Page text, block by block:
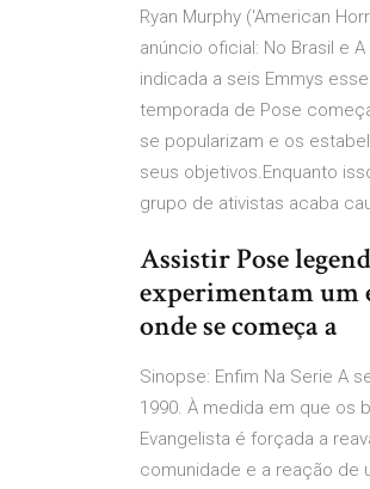
Ryan Murphy ('American
anúncio oficial: No Brasil e
indicada a seis Emmys
temporada de Pose
se popularizam e os
seus objetivos.Enquanto
grupo de ativistas acaba
Assistir Pose
experimentam um
onde se começa a
Sinopse: Enfim Na Serie A
1990. À medida em que os
Evangelista é forçada a
comunidade e a reação de